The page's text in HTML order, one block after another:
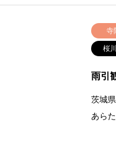
寺
桜
雨引
茨城
あら